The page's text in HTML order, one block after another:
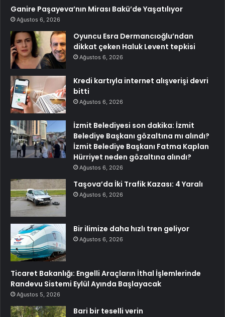
Ganire Paşayeva’nın Mirası Bakü’de Yaşatılıyor
Ağustos 6, 2026
Oyuncu Esra Dermancıoğlu’ndan
dikkat çeken Haluk Levent tepkisi
Ağustos 6, 2026
Kredi kartıyla internet alışverişi devri
bitti
Ağustos 6, 2026
İzmit Belediyesi son dakika: İzmit
Belediye Başkanı gözaltına mı alındı?
İzmit Belediye Başkanı Fatma Kaplan
Hürriyet neden gözaltına alındı?
Ağustos 6, 2026
Taşova’da İki Trafik Kazası: 4 Yaralı
Ağustos 6, 2026
Bir ilimize daha hızlı tren geliyor
Ağustos 6, 2026
Ticaret Bakanlığı: Engelli Araçların İthal İşlemlerinde
Randevu Sistemi Eylül Ayında Başlayacak
Ağustos 5, 2026
Bari bir teselli verin